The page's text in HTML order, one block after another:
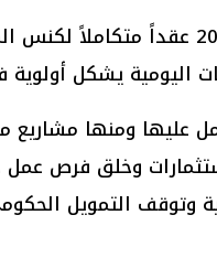
وأكد حجازي انه رغم هذه الظروف واصلت البلدية العمل على ملفاتها
اليومية يشكل
عليها ومنها مشاريع
وخلق فرص
وتوقف التمويل